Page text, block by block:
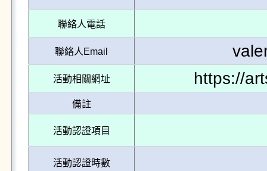
聯絡人電話
聯絡人Email
活動相關網址 https://
備註
活動認證項目
活動認證時數